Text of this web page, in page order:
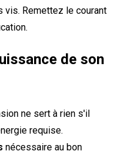
Remettez le courant
de son
ne sert à rien s'il
requise.
nécessaire au bon